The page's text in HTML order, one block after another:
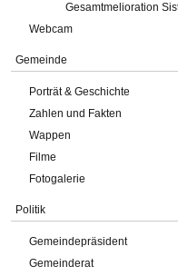
Gesamtmelioration
Webcam
Gemeinde
Porträt & Geschichte
Zahlen und Fakten
Wappen
Filme
Fotogalerie
Politik
Gemeindepräsident
Gemeinderat